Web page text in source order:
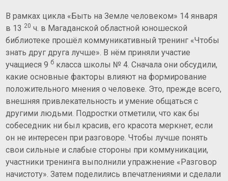
В рамках цикла «Быть на Земле человеком» 14 января
в 13 20 ч. в Магаданской областной юношеской
библиотеке прошёл коммуникативный тренинг «Чтобы
знать друг друга лучше». В нём приняли участие
учащиеся 9 б класса школы № 4. Сначала они обсудили,
какие основные факторы влияют на формирование
положительного мнения о человеке. Это, прежде всего,
внешняя привлекательность и умение общаться с
другими людьми. Подростки отметили, что как бы
собеседник ни был красив, его красота меркнет, если
он не интересен при разговоре. Чтобы лучше понять
свои сильные и слабые стороны при коммуникации,
участники тренинга выполнили упражнение «Разговор
начистоту». Затем поделились впечатлениями и сделали